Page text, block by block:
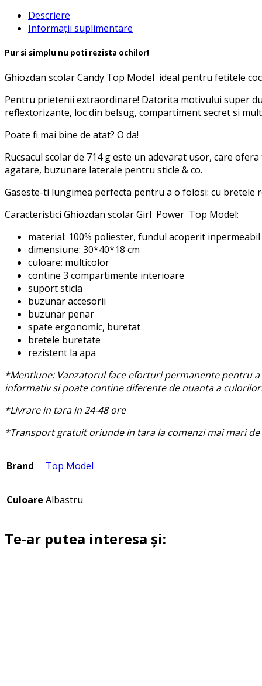
Descriere
Informații suplimentare
Pur si simplu nu poti rezista ochilor!
Ghiozdan scolar Candy Top Model ideal pentru fetitele
Pentru prietenii extraordinare! Datorita motivului super
reflextorizante, loc din belsug, compartiment secret si
Poate fi mai bine de atat? O da!
Rucsacul scolar de 714 g este un adevarat usor, care
agatare, buzunare laterale pentru sticle & co.
Gaseste-ti lungimea perfecta pentru a o folosi: cu bretele
Caracteristici Ghiozdan scolar Girl Power Top Model:
material: 100% poliester, fundul acoperit
dimensiune: 30*40*18 cm
culoare: multicolor
contine 3 compartimente interioare
suport sticla
buzunar accesorii
buzunar penar
spate ergonomic, buretat
bretele buretate
rezistent la apa
*Mentiune: Vanzatorul face eforturi permanente pentru
informativ si poate contine diferente de nuanta a
*Livrare in tara in 24-48 ore
*Transport gratuit oriunde in tara la comenzi mai mari de
Brand Top Model
Culoare Albastru
Te-ar putea interesa și: